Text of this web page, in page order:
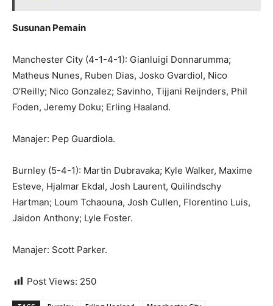
Susunan Pemain
Manchester City (4-1-4-1): Gianluigi Donnarumma;
Matheus Nunes, Ruben Dias, Josko Gvardiol, Nico
O’Reilly; Nico Gonzalez; Savinho, Tijjani Reijnders, Phil
Foden, Jeremy Doku; Erling Haaland.
Manajer: Pep Guardiola.
Burnley (5-4-1): Martin Dubravaka; Kyle Walker, Maxime
Esteve, Hjalmar Ekdal, Josh Laurent, Quilindschy
Hartman; Loum Tchaouna, Josh Cullen, Florentino Luis,
Jaidon Anthony; Lyle Foster.
Manajer: Scott Parker.
Post Views: 250